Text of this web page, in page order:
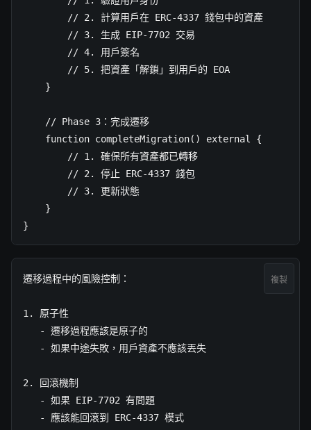
        // 2. 計算用戶在 ERC-4337 錢包中的資產
        // 3. 生成 EIP-7702 交易
        // 4. 用戶簽名
        // 5. 把資產「解鎖」到用戶的 EOA
    }
    // Phase 3：完成遷移
    function completeMigration() external {
        // 1. 確保所有資產都已轉移
        // 2. 停止 ERC-4337 錢包
        // 3. 更新狀態
    }
}
遷移過程中的風險控制：
1. 原子性
   - 遷移過程應該是原子的
   - 如果中途失敗，用戶資產不應該丟失
2. 回滾機制
   - 如果 EIP-7702 有問題
   - 應該能回滾到 ERC-4337 模式
複製